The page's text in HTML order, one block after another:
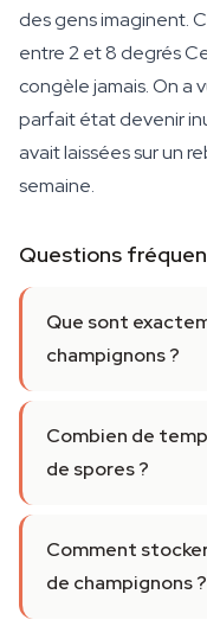
des gens imaginent.
entre 2 et 8 degrés
congèle jamais. On a
parfait état devenir
avait laissées sur un
semaine.
Questions
Que sont
champignons ?
Combien de
de spores ?
Comment
de champignons ?